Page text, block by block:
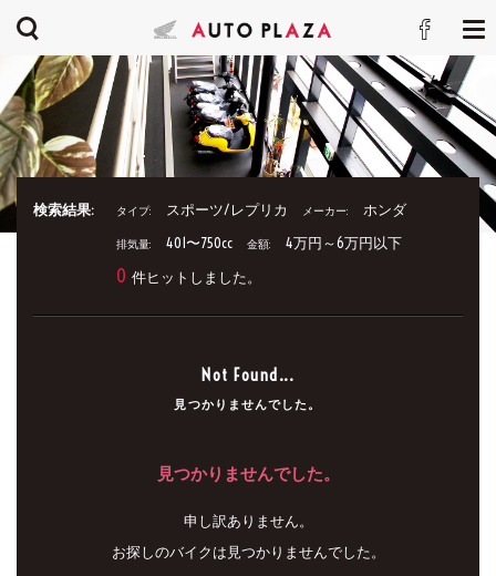
検索結果: タイプ: スポーツ/レプリカ メーカー: ホンダ
排気量: 401〜750cc 金額: 4万円～6万円以下
0 件ヒットしました。
Not Found...
見つかりませんでした。
見つかりませんでした。
申し訳ありません。
お探しのバイクは見つかりませんでした。